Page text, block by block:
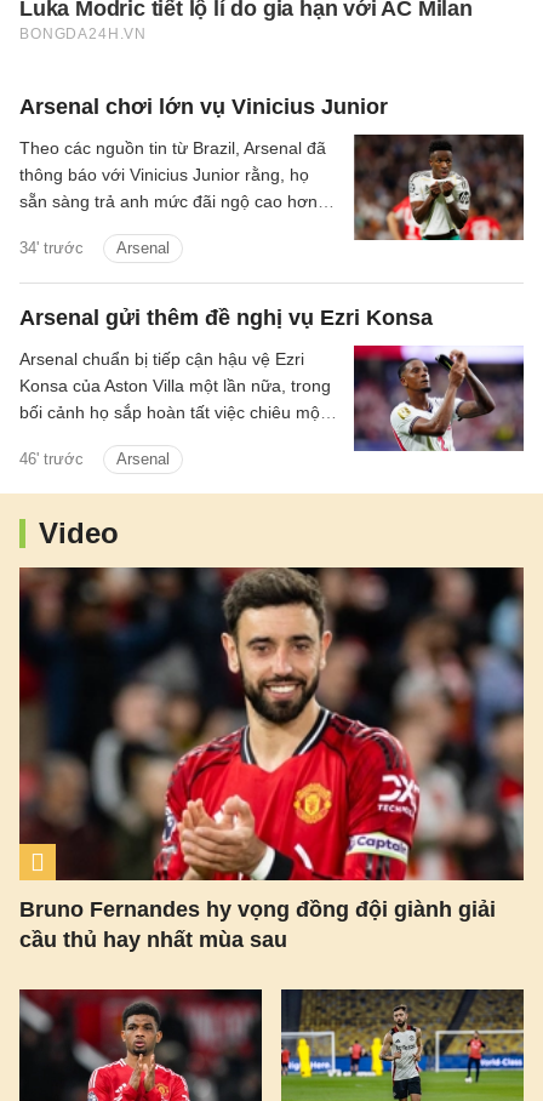
Arsenal chơi lớn vụ Vinicius Junior
34' trước Arsenal
Theo các nguồn tin từ Brazil, Arsenal đã
thông báo với Vinicius Junior rằng, họ
sẵn sàng trả anh mức đãi ngộ cao hơn
Madrid.
Arsenal gửi thêm đề nghị vụ Ezri Konsa
46' trước Arsenal
Arsenal chuẩn bị tiếp cận hậu vệ Ezri
Konsa của Aston Villa một lần nữa, trong
bối cảnh họ sắp hoàn tất việc chiêu mộ
Newcastle.
Video
Bruno Fernandes hy vọng đồng đội giành giải
cầu thủ hay nhất mùa sau